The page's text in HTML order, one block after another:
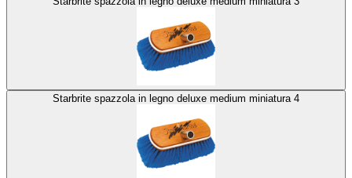
Starbrite spazzola in legno deluxe medium miniatura 4